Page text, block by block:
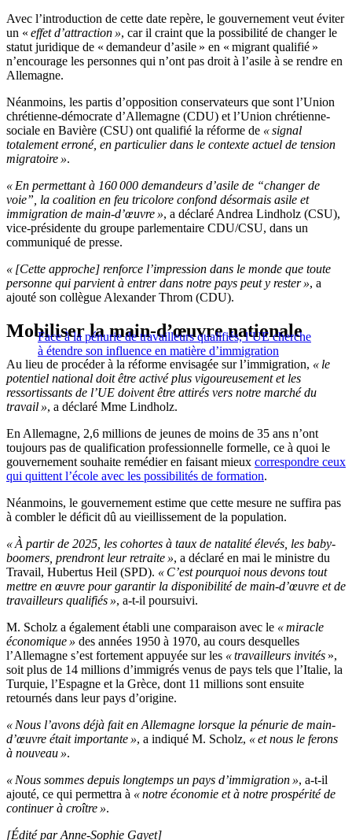
Avec l’introduction de cette date repère, le gouvernement veut éviter
un « effet d’attraction », car il craint que la possibilité de changer le
statut juridique de « demandeur d’asile » en « migrant qualifié »
n’encourage les personnes qui n’ont pas droit à l’asile à se rendre en
Allemagne.
Néanmoins, les partis d’opposition conservateurs que sont l’Union
chrétienne-démocrate d’Allemagne (CDU) et l’Union chrétienne-
sociale en Bavière (CSU) ont qualifié la réforme de « signal
totalement erroné, en particulier dans le contexte actuel de tension
migratoire ».
« En permettant à 160 000 demandeurs d’asile de “changer de
voie”, la coalition en feu tricolore confond désormais asile et
immigration de main-d’œuvre », a déclaré Andrea Lindholz (CSU),
vice-présidente du groupe parlementaire CDU/CSU, dans un
communiqué de presse.
« [Cette approche] renforce l’impression dans le monde que toute
personne qui parvient à entrer dans notre pays peut y rester », a
ajouté son collègue Alexander Throm (CDU).
Face à la pénurie de travailleurs qualifiés, l’UE cherche
à étendre son influence en matière d’immigration
Mobiliser la main-d’œuvre nationale
Au lieu de procéder à la réforme envisagée sur l’immigration, « le
potentiel national doit être activé plus vigoureusement et les
ressortissants de l’UE doivent être attirés vers notre marché du
travail », a déclaré Mme Lindholz.
En Allemagne, 2,6 millions de jeunes de moins de 35 ans n’ont
toujours pas de qualification professionnelle formelle, ce à quoi le
gouvernement souhaite remédier en faisant mieux correspondre ceux
qui quittent l’école avec les possibilités de formation.
Néanmoins, le gouvernement estime que cette mesure ne suffira pas
à combler le déficit dû au vieillissement de la population.
« À partir de 2025, les cohortes à taux de natalité élevés, les baby-
boomers, prendront leur retraite », a déclaré en mai le ministre du
Travail, Hubertus Heil (SPD). « C’est pourquoi nous devons tout
mettre en œuvre pour garantir la disponibilité de main-d’œuvre et de
travailleurs qualifiés », a-t-il poursuivi.
M. Scholz a également établi une comparaison avec le « miracle
économique » des années 1950 à 1970, au cours desquelles
l’Allemagne s’est fortement appuyée sur les « travailleurs invités »,
soit plus de 14 millions d’immigrés venus de pays tels que l’Italie, la
Turquie, l’Espagne et la Grèce, dont 11 millions sont ensuite
retournés dans leur pays d’origine.
« Nous l’avons déjà fait en Allemagne lorsque la pénurie de main-
d’œuvre était importante », a indiqué M. Scholz, « et nous le ferons
à nouveau ».
« Nous sommes depuis longtemps un pays d’immigration », a-t-il
ajouté, ce qui permettra à « notre économie et à notre prospérité de
continuer à croître ».
[Édité par Anne-Sophie Gayet]